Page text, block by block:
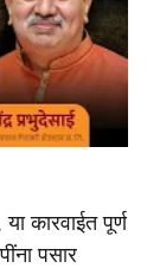
कारवाईत पूर्ण
पसार